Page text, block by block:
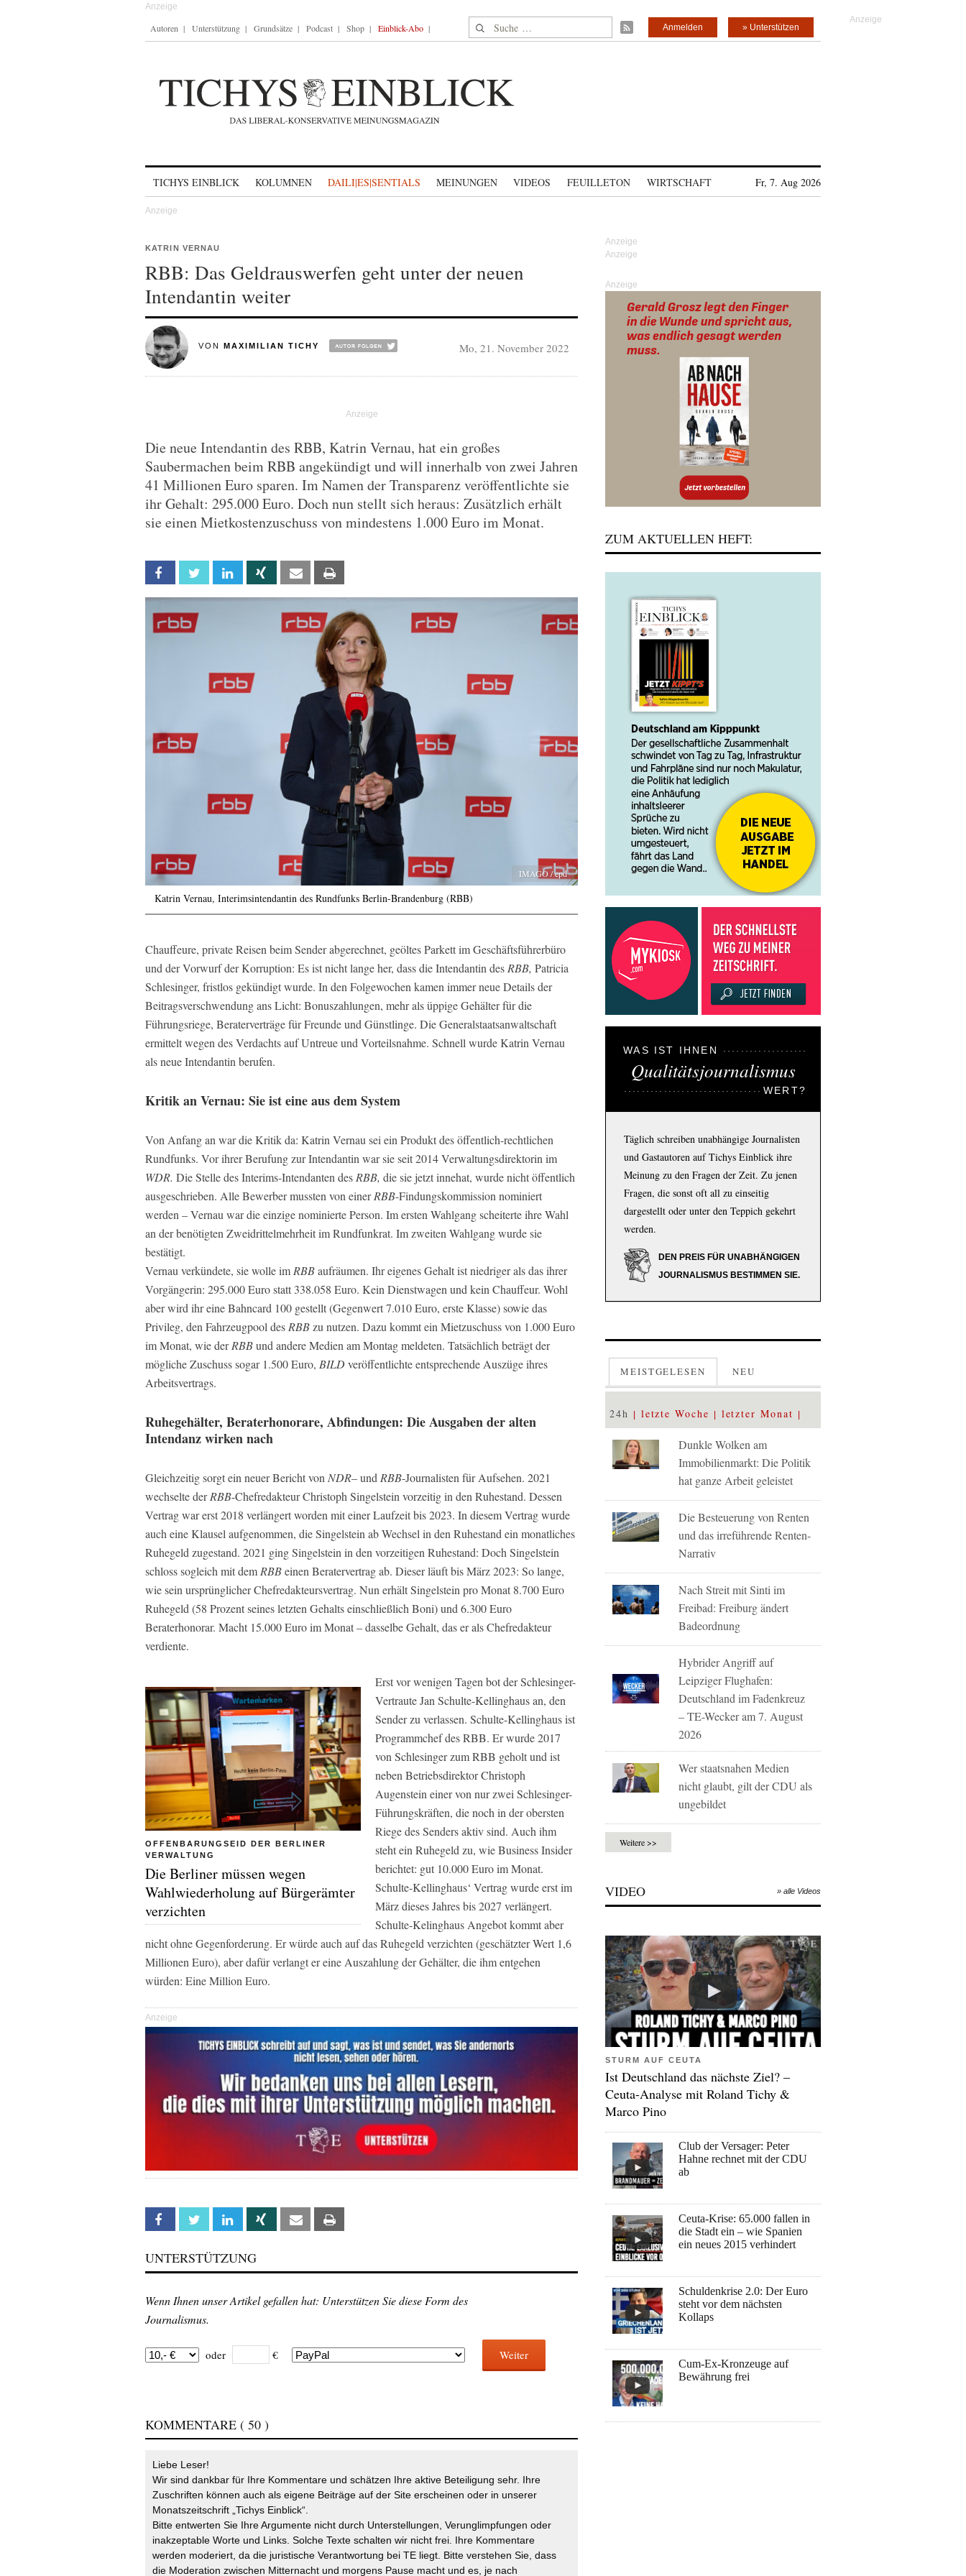
Autoren Unterstützung Grundsätze Podcast Shop Einblick-Abo Suche nach: » Unterstützen
Anmelden
TICHYS EINBLICK KOLUMNEN DAILI|ES|SENTIALS MEINUNGEN VIDEOS FEUILLETON WIRTSCHAFT Fr, 7. Aug 2026
KATRIN VERNAU
RBB: Das Geldrauswerfen geht unter der neuen
Intendantin weiter
VON MAXIMILIAN TICHY Mo, 21. November 2022
Die neue Intendantin des RBB, Katrin Vernau, hat ein großes
Saubermachen beim RBB angekündigt und will innerhalb von zwei Jahren
41 Millionen Euro sparen. Im Namen der Transparenz veröffentlichte sie
ihr Gehalt: 295.000 Euro. Doch nun stellt sich heraus: Zusätzlich erhält
sie einen Mietkostenzuschuss von mindestens 1.000 Euro im Monat.
Facebook Twitter Linkedin Xing Email
IMAGO / epd
Katrin Vernau, Interimsintendantin des Rundfunks Berlin-Brandenburg (RBB)
Chauffeure, private Reisen beim Sender abgerechnet, geöltes Parkett im Geschäftsführerbüro
und der Vorwurf der Korruption: Es ist nicht lange her, dass die Intendantin des RBB, Patricia
Schlesinger, fristlos gekündigt wurde. In den Folgewochen kamen immer neue Details der
Beitragsverschwendung ans Licht: Bonuszahlungen, mehr als üppige Gehälter für die
Führungsriege, Beraterverträge für Freunde und Günstlinge. Die Generalstaatsanwaltschaft
ermittelt wegen des Verdachts auf Untreue und Vorteilsnahme. Schnell wurde Katrin Vernau
als neue Intendantin berufen.
Kritik an Vernau: Sie ist eine aus dem System
Von Anfang an war die Kritik da: Katrin Vernau sei ein Produkt des öffentlich-rechtlichen
Rundfunks. Vor ihrer Berufung zur Intendantin war sie seit 2014 Verwaltungsdirektorin im
WDR. Die Stelle des Interims-Intendanten des RBB, die sie jetzt innehat, wurde nicht öffentlich
ausgeschrieben. Alle Bewerber mussten von einerRBB-Findungskommission nominiert
werden – Vernau war die einzige nominierte Person. Im ersten Wahlgang scheiterte ihre Wahl
an der benötigten Zweidrittelmehrheit im Rundfunkrat. Im zweiten Wahlgang wurde sie
bestätigt.
Vernau verkündete, sie wolle im RBBaufräumen. Ihr eigenes Gehalt ist niedriger als das ihrer
Vorgängerin: 295.000 Euro statt 338.058 Euro. Kein Dienstwagen und kein Chauffeur. Wohl
aber wird ihr eine Bahncard 100 gestellt (Gegenwert 7.010 Euro, erste Klasse) sowie das
Privileg, den Fahrzeugpool des RBBzu nutzen. Dazu kommt ein Mietzuschuss von 1.000 Euro
im Monat, wie derRBBund andere Medien am Montag meldeten. Tatsächlich beträgt der
mögliche Zuschuss sogar 1.500 Euro, BILDveröffentlichte entsprechende Auszüge ihres
Arbeitsvertrags.
Ruhegehälter, Beraterhonorare, Abfindungen: Die Ausgaben der alten
Intendanz wirken nach
Gleichzeitig sorgt ein neuer Bericht von NDR– und RBB-Journalisten für Aufsehen. 2021
wechselte derRBB-Chefredakteur Christoph Singelstein vorzeitig in den Ruhestand. Dessen
Vertrag war erst 2018 verlängert worden mit einer Laufzeit bis 2023. In diesem Vertrag wurde
auch eine Klausel aufgenommen, die Singelstein ab Wechsel in den Ruhestand ein monatliches
Ruhegeld zugestand. 2021 ging Singelstein in den vorzeitigen Ruhestand: Doch Singelstein
schloss sogleich mit dem RBBeinen Beratervertrag ab. Dieser läuft bis März 2023: So lange,
wie sein ursprünglicher Chefredakteursvertrag. Nun erhält Singelstein pro Monat 8.700 Euro
Ruhegeld (58 Prozent seines letzten Gehalts einschließlich Boni) und 6.300 Euro
Beraterhonorar. Macht 15.000 Euro im Monat – dasselbe Gehalt, das er als Chefredakteur
verdiente.
OFFENBARUNGSEID DER BERLINER
VERWALTUNG
Die Berliner müssen wegen
Wahlwiederholung auf Bürgerämter
verzichten
Erst vor wenigen Tagen bot der Schlesinger-
Vertraute Jan Schulte-Kellinghaus an, den
Sender zu verlassen. Schulte-Kellinghaus ist
Programmchef desRBB. Er wurde 2017
von Schlesinger zumRBB geholt und ist
neben Betriebsdirektor Christoph
Augenstein einer von nur zwei Schlesinger-
Führungskräften, die noch in der obersten
Riege des Senders aktiv sind. Auch ihm
steht ein Ruhegeld zu, wie Business Insider
berichtet: gut 10.000 Euro im Monat.
Schulte-Kellinghaus‘ Vertrag wurde erst im
März dieses Jahres bis 2027 verlängert.
Schulte-Kelinghaus Angebot kommt aber
nicht ohne Gegenforderung. Er würde auch auf das Ruhegeld verzichten (geschätzter Wert 1,6
Millionen Euro), aber dafür verlangt er eine Auszahlung der Gehälter, die ihm entgehen
würden: Eine Million Euro.
Anzeige
Facebook Twitter Linkedin Xing Email
UNTERSTÜTZUNG
Wenn Ihnen unser Artikel gefallen hat: Unterstützen Sie diese Form des
Journalismus.
oder € Weiter
KOMMENTARE ( 50 )
Liebe Leser!
Wir sind dankbar für Ihre Kommentare und schätzen Ihre aktive Beteiligung sehr. Ihre
Zuschriften können auch als eigene Beiträge auf der Site erscheinen oder in unserer
Monatszeitschrift „Tichys Einblick“.
Bitte entwerten Sie Ihre Argumente nicht durch Unterstellungen, Verunglimpfungen oder
inakzeptable Worte und Links. Solche Texte schalten wir nicht frei. Ihre Kommentare
werden moderiert, da die juristische Verantwortung bei TE liegt. Bitte verstehen Sie, dass
die Moderation zwischen Mitternacht und morgens Pause macht und es, je nach
Anzeige
ZUM AKTUELLEN HEFT:
WAS IST IHNEN
Qualitätsjournalismus
WERT?
Täglich schreiben unabhängige Journalisten
und Gastautoren auf Tichys Einblick ihre
Meinung zu den Fragen der Zeit. Zu jenen
Fragen, die sonst oft all zu einseitig
dargestellt oder unter den Teppich gekehrt
werden.
DEN PREIS FÜR UNABHÄNGIGEN
JOURNALISMUS BESTIMMEN SIE.
MEISTGELESEN NEU
24h letzte Woche letzter Monat
Dunkle Wolken am
Immobilienmarkt: Die Politik
hat ganze Arbeit geleistet
Die Besteuerung von Renten
und das irreführende Renten-
Narrativ
Nach Streit mit Sinti im
Freibad: Freiburg ändert
Badeordnung
Hybrider Angriff auf
Leipziger Flughafen:
Deutschland im Fadenkreuz
– TE-Wecker am 7. August
2026
Wer staatsnahen Medien
nicht glaubt, gilt der CDU als
ungebildet
Weitere >>
VIDEO » alle Videos
STURM AUF CEUTA
Ist Deutschland das nächste Ziel? –
Ceuta-Analyse mit Roland Tichy &
Marco Pino
Club der Versager: Peter
Hahne rechnet mit der CDU
ab
Ceuta-Krise: 65.000 fallen in
die Stadt ein – wie Spanien
ein neues 2015 verhindert
Schuldenkrise 2.0: Der Euro
steht vor dem nächsten
Kollaps
Cum-Ex-Kronzeuge auf
Bewährung frei